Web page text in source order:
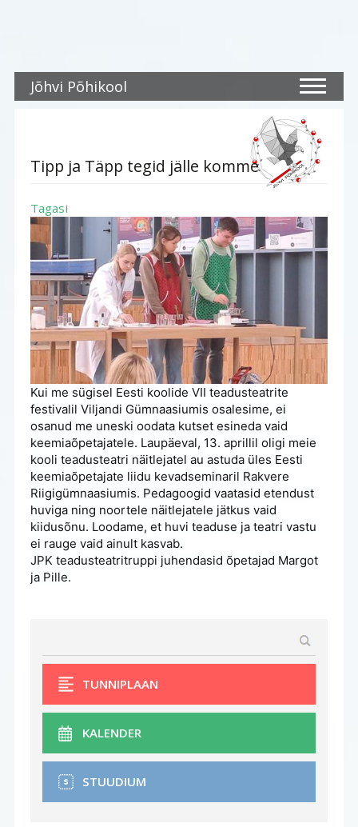
Jõhvi Põhikool
Tipp ja Täpp tegid jälle komme
Tagasi
Kui me sügisel Eesti koolide VII teadusteatrite
festivalil Viljandi Gümnaasiumis osalesime, ei
osanud me uneski oodata kutset esineda vaid
keemiaõpetajatele. Laupäeval, 13. aprillil oligi meie
kooli teadusteatri näitlejatel au astuda üles Eesti
keemiaõpetajate liidu kevadseminaril Rakvere
Riigigümnaasiumis. Pedagoogid vaatasid etendust
huviga ning noortele näitlejatele jätkus vaid
kiidusõnu. Loodame, et huvi teaduse ja teatri vastu
ei rauge vaid ainult kasvab.
JPK teadusteatritruppi juhendasid õpetajad Margot
ja Pille.
TUNNIPLAAN
KALENDER
STUUDIUM